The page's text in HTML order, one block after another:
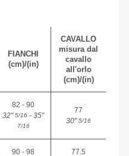
FIANCHI
(cm)/(in)
CAVALLO
misura dal
cavallo
all'orlo
(cm)/(in)
82 - 90
32"5/16 - 35"
7/16
77
30"5/16
90 - 98
77.5